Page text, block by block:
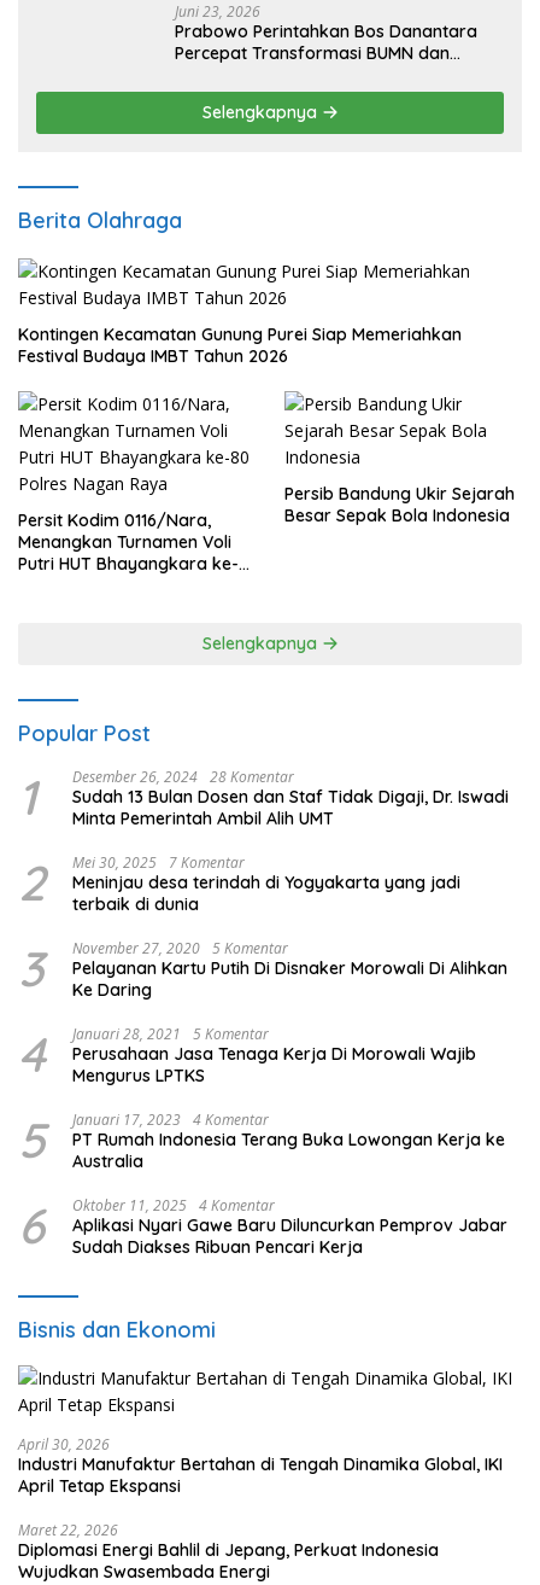
Juni 23, 2026
Prabowo Perintahkan Bos Danantara
Percepat Transformasi BUMN dan
Selengkapnya
Berita Olahraga
Kontingen Kecamatan Gunung Purei Siap Memeriahkan
Festival Budaya IMBT Tahun 2026
Persit Kodim 0116/Nara,
Menangkan Turnamen Voli
Putri HUT Bhayangkara ke-
Persib Bandung Ukir Sejarah
Besar Sepak Bola Indonesia
Selengkapnya
Popular Post
1 Desember 26, 2024 28 Komentar
Sudah 13 Bulan Dosen dan Staf Tidak Digaji, Dr. Iswadi
Minta Pemerintah Ambil Alih UMT
2 Mei 30, 2025 7 Komentar
Meninjau desa terindah di Yogyakarta yang jadi
terbaik di dunia
3 November 27, 2020 5 Komentar
Pelayanan Kartu Putih Di Disnaker Morowali Di Alihkan
Ke Daring
4 Januari 28, 2021 5 Komentar
Perusahaan Jasa Tenaga Kerja Di Morowali Wajib
Mengurus LPTKS
5 Januari 17, 2023 4 Komentar
PT Rumah Indonesia Terang Buka Lowongan Kerja ke
Australia
6 Oktober 11, 2025 4 Komentar
Aplikasi Nyari Gawe Baru Diluncurkan Pemprov Jabar
Sudah Diakses Ribuan Pencari Kerja
Bisnis dan Ekonomi
April 30, 2026
Industri Manufaktur Bertahan di Tengah Dinamika Global, IKI
April Tetap Ekspansi
Maret 22, 2026
Diplomasi Energi Bahlil di Jepang, Perkuat Indonesia
Wujudkan Swasembada Energi